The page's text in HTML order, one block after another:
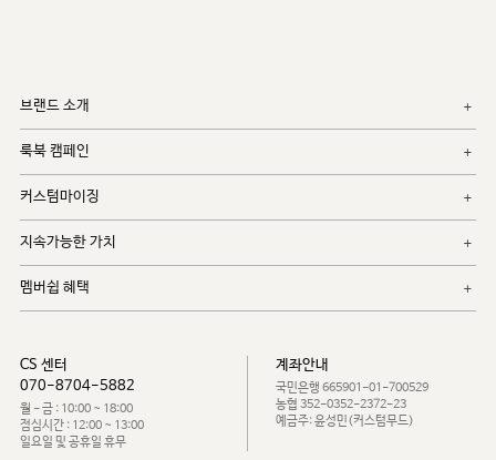
브랜드 소개
룩북 캠페인
커스텀마이징
지속가능한 가치
멤버쉽 혜택
CS 센터
070-8704-5882
월 - 금 : 10:00 ~ 18:00
점심시간 : 12:00 ~ 13:00
일요일 및 공휴일 휴무
계좌안내
국민은행 665901-01-700529
농협 352-0352-2372-23
예금주: 윤성민(커스텀무드)